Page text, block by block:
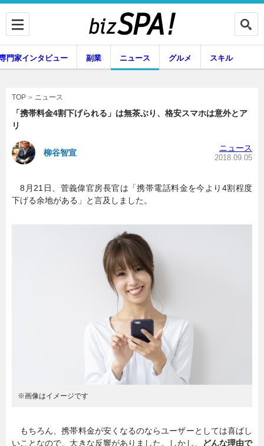
専門家インタビュー
副業 ニュース
連載一覧
門家インタビュー 副業 ニュース グルメ スキル
TOP ニュース
「携帯料金4割下げられる」は無茶ぶり、格安スマホは意外とア
リ
柳谷智宣 ニュース
2018.09.05
8月21日、菅義偉官房長官は「携帯電話料金を今より4割程度
下げる余地がある」と言及しました。
※画像はイメージです
もちろん、携帯料金が安くなるのならユーザーとしては喜ばし
いことなので、大きな反響がありました。しかし、
どんな理由で